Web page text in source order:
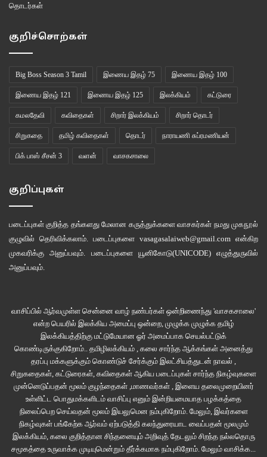
தொடர்கள்
குறிச்சொற்கள்
Big Boss Season 3 Tamil இணைய இதழ் 75 இணைய இதழ் 100
இணைய இதழ் 121 இணைய இதழ் 125 இலக்கியம் கட்டுரை
கமலதேவி கவிதைகள் சிறார் இலக்கியம் சிறார் தொடர்
சிறுகதை தமிழ் கவிதைகள் தொடர் நாராயணி சுப்ரமணியன்
பிக் பாஸ் சீசன் 3 வளன் வாசகசாலை
குறிப்புகள்
படைப்புகள் குறித்த தங்களது மேலான கருத்துக்களை வாசகர்கள் நமது முகநூல்
குழுவில் தெரிவிக்கலாம். படைப்புகளை vasagasalaiweb@gmail.com என்கிற
முகவரிக்கு அனுப்பவும். படைப்புகளை யூனிகோடு(UNICODE)எழுத்துருவில்
அனுப்பவும்.
வாசிப்பில் ஆர்வமுள்ள சென்னை வாழ் நண்பர்கள் ஒன்றிணைந்து 'வாசகசாலை'
என்ற பெயரில் இலக்கிய அமைப்பு ஒன்றை, முழுக்க முழுக்க தமிழ்
இலக்கியத்திற்கு மட்டுமேயான ஓர் அமைப்பாக செயல்பட்டுக்
கொண்டிருக்குகிறோம்.. தமிழிலக்கியம் , கலை சார்ந்த ஆக்கங்கள் அனைத்து
தரப்பு மக்களுக்கும் கொண்டுச் சேர்க்கும் இலட்சியத்துடன் நாவல் ,
சிறுகதைகள், கட்டுரைகள், கவிதைகள் ஆகிய படைப்புகள் சார்ந்த நிகழ்வுகளை
முன்னெடுப்பதன் மூலம் குழந்தைகள் ,மாணவர்கள் , இளைய தலைமுறையினர்
உள்ளிட்ட பொதுமக்களிடம் வாசிப்பு எனும் இன்றியமையாத பழக்கத்தை
நிலைப்பெற செய்வதன் மூலம் இயலுமென நம்புகிறோம். மேலும், இவர்களை
நிகழ்வுகள் பங்கேற்க ஆர்வம் ஏற்படுத்தி கலந்துரையாட வைப்பதன் மூலமும்
இலக்கியம், கலை குறித்தான சிந்தனையும் அறிவுத் தேடலும் சிறந்த நல்லதொரு
சமூகத்தை உருவாக்க முடியுமென்றும் தீர்க்கமாக நம்புகிறோம். மேலும் வாசிக்க...